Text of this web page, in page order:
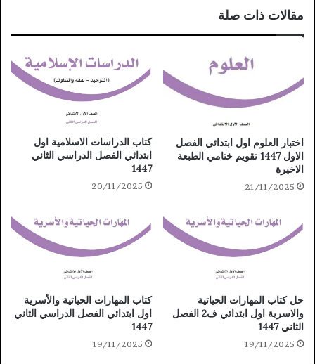
مقالات ذات صلة
اختبار العلوم اول ابتدائي الفصل
الاول 1447 تقويم ختامي الطبعة
الاخيرة
21/11/2025
كتاب الدراسات الاسلامية اول
ابتدائي الفصل الدراسي الثاني
1447
20/11/2025
حل كتاب المهارات الحياتية
والاسرية اول ابتدائي ف2 الفصل
الثاني 1447
19/11/2025
كتاب المهارات الحياتية والأسرية
اول ابتدائي الفصل الدراسي الثاني
1447
19/11/2025